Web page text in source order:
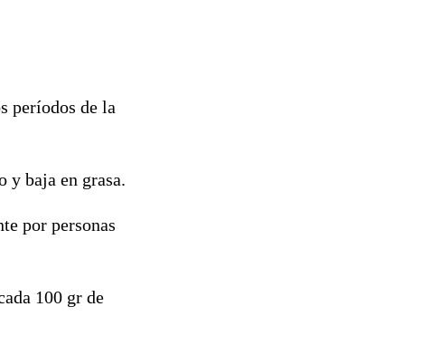
períodos de la
y baja en grasa.
por personas
100 gr de